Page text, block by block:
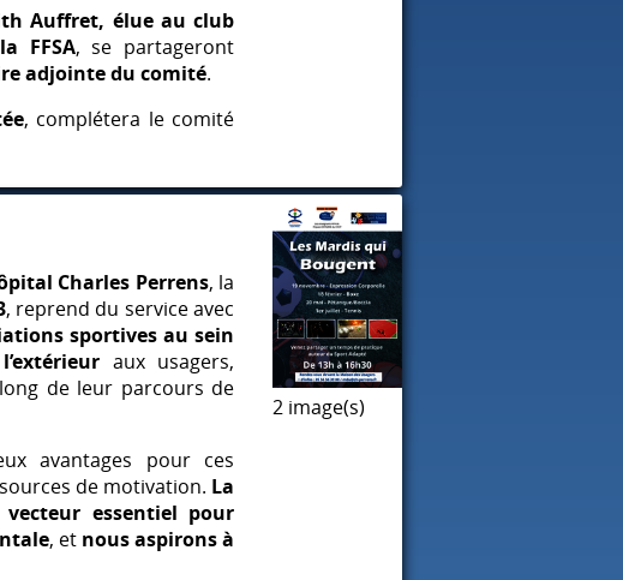
Auffret, élue au club
FFSA, se partageront
adjointe du comité.
, complétera le comité
Charles Perrens, la
, reprend du service avec
sportives au sein
aux usagers,
de leur parcours de
avantages pour ces
de motivation. La
essentiel pour
, et nous aspirons à
2 image(s)